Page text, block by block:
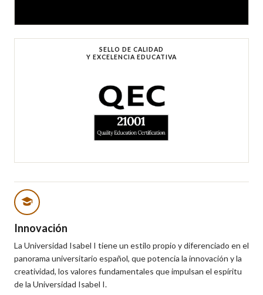
SELLO DE CALIDAD
Y EXCELENCIA EDUCATIVA
Innovación
La Universidad Isabel I tiene un estilo propio y diferenciado en el
panorama universitario español, que potencia la innovación y la
creatividad, los valores fundamentales que impulsan el espíritu
de la Universidad Isabel I.